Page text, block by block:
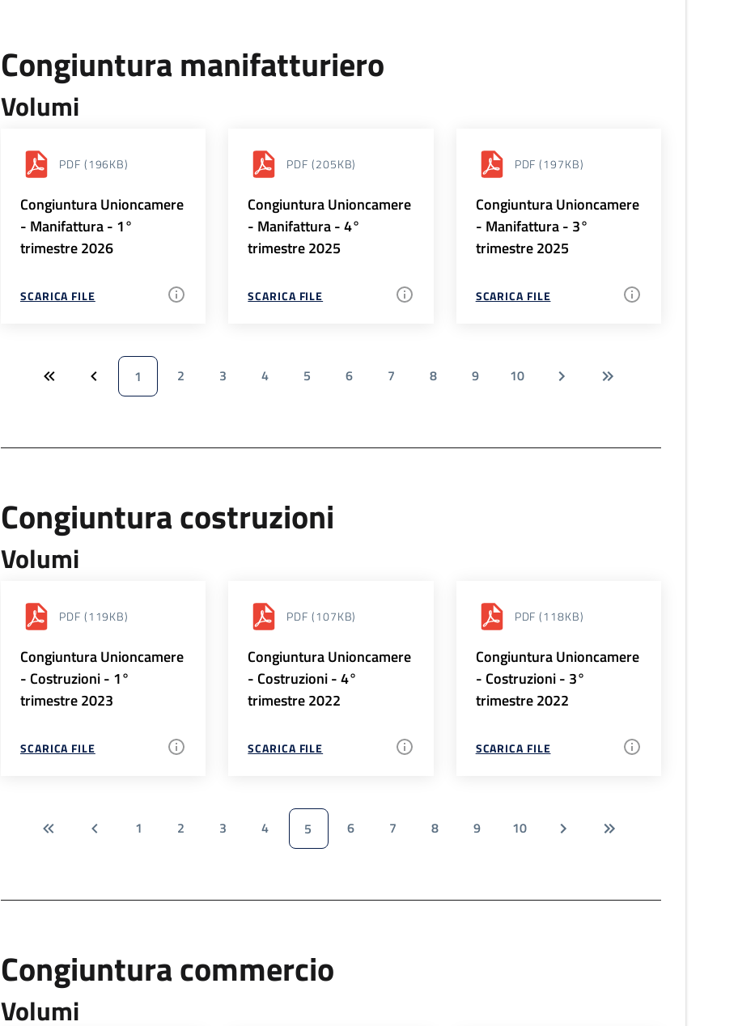
Congiuntura manifatturiero
Volumi
PDF (196KB)
Congiuntura Unioncamere
- Manifattura - 1°
trimestre 2026
SCARICA FILE
PDF (205KB)
Congiuntura Unioncamere
- Manifattura - 4°
trimestre 2025
SCARICA FILE
PDF (197KB)
Congiuntura Unioncamere
- Manifattura - 3°
trimestre 2025
SCARICA FILE
1 2 3 4 5 6 7 8 9 10
Congiuntura costruzioni
Volumi
PDF (119KB)
Congiuntura Unioncamere
- Costruzioni - 1°
trimestre 2023
SCARICA FILE
PDF (107KB)
Congiuntura Unioncamere
- Costruzioni - 4°
trimestre 2022
SCARICA FILE
PDF (118KB)
Congiuntura Unioncamere
- Costruzioni - 3°
trimestre 2022
SCARICA FILE
1 2 3 4 5 6 7 8 9 10
Congiuntura commercio
Volumi